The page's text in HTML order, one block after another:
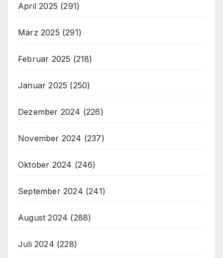
April 2025 (291)
März 2025 (291)
Februar 2025 (218)
Januar 2025 (250)
Dezember 2024 (226)
November 2024 (237)
Oktober 2024 (246)
September 2024 (241)
August 2024 (288)
Juli 2024 (228)